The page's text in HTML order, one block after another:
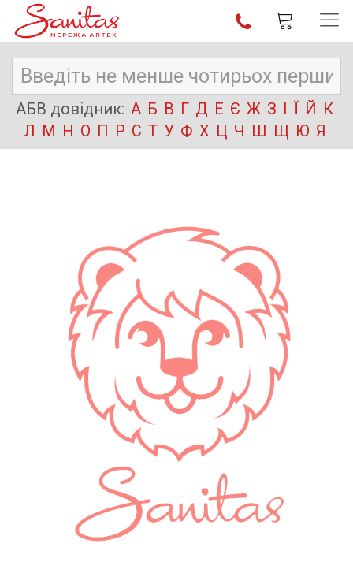
АБВ довідник: А Б В Г Д Е Є Ж З І Ї Й К
Л М Н О П Р С Т У Ф Х Ц Ч Ш Щ Ю Я